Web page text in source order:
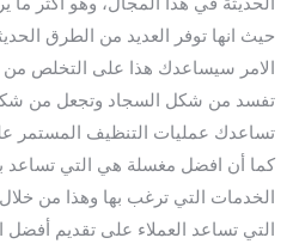
حيث انها توفر العديد من الطرق
الامر سيساعدك هذا على التخلص من
تفسد من شكل السجاد وتجعل من
تساعدك عمليات التنظيف المستمر
كما أن افضل مغسلة هي التي
الخدمات التي ترغب بها وهذا من
التي تساعد العملاء على تقديم